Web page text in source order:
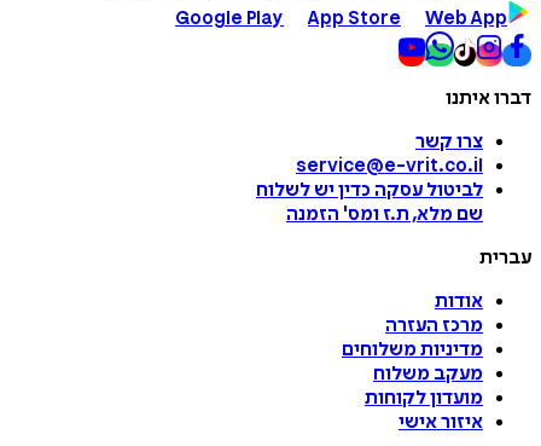
Google Play
App Store Web App
דברו איתנו
צרו קשר
service@e-vrit.co.il
לביטול עסקה כדין יש לשלוח
שם מלא, ת.ז ומס' הזמנה
עברית
אודות
מרכז העזרה
מדיניות משלוחים
מעקב משלוח
מועדון לקוחות
איזור אישי